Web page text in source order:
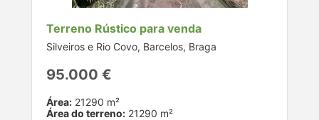
Terreno Rústico para venda
Silveiros e Rio Covo, Barcelos, Braga
95.000 €
Área: 21290 m²
Área do terreno: 21290 m²